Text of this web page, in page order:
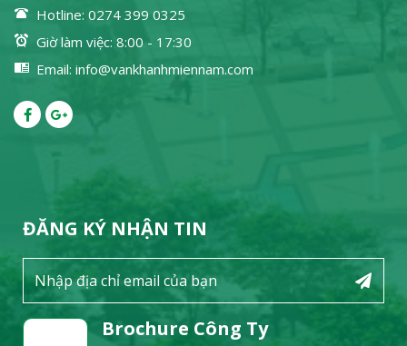
Hotline: 0274 399 0325
Giờ làm việc: 8:00 - 17:30
Email: info@vankhanhmiennam.com
ĐĂNG KÝ NHẬN TIN
Brochure Công Ty